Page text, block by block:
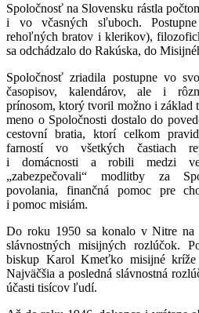
Spoločnosť na Slovensku rástla
i vo včasných sľuboch.
rehoľných bratov i klerikov),
sa odchádzalo do Rakúska, do
Spoločnosť zriadila postupne vo
časopisov, kalendárov, ale i
prínosom, ktorý tvoril možno i základ
meno o Spoločnosti dostalo do
cestovní bratia, ktorí celkom
farností vo všetkých častiach
i domácnosti a robili medzi
„zabezpečovali“ modlitby za
povolania, finančná pomoc pre
i pomoc misiám.
Do roku 1950 sa konalo v Nitre
slávnostných misijných rozlúčok.
biskup Karol Kmeťko misijné kríže
Najväčšia a posledná slávnostná
účasti tisícov ľudí.